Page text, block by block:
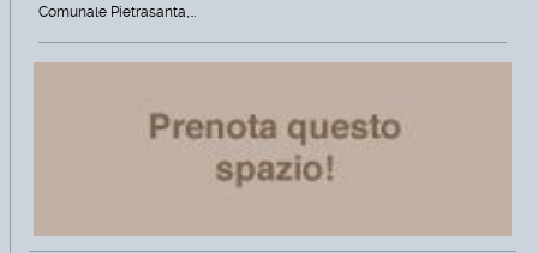
Comunale Pietrasanta,…